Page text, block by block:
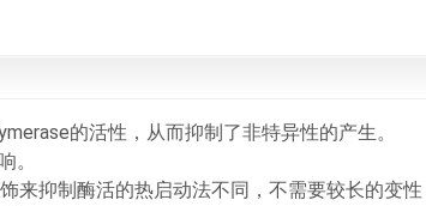
的活性，从而抑制了非特异性的产生。
。
来抑制酶活的热启动法不同，不需要较长的变性